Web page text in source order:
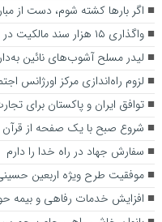
اگر بارها کشته شوم، دست از
واگذاری ۱۵ هزار سند مالکیت در سیستان‌وبلوچستان
لیدر مسلح آشوب‌های نائین
لزوم راه‌اندازی مرکز اورژانس
توافق ایران و پاکستان برای تجارت
شروع صبح با یک صفحه از قرآن
سفارش جهاد در راه خدا را دارم
موفقیت طرح ویژه اربعین حسینی/
افزایش خدمات رفاهی و بیمه